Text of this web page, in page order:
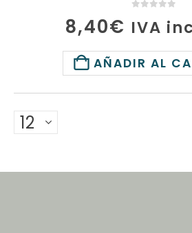
8,40€ IVA
AÑADIR AL